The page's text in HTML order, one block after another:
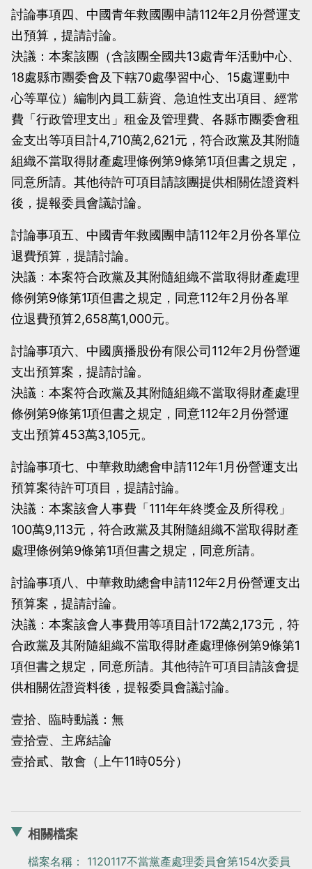
討論事項四、中國青年救國團申請112年2月份營運支
出預算，提請討論。
決議：本案該團（含該團全國共13處青年活動中心、
18處縣市團委會及下轄70處學習中心、15處運動中
心等單位）編制內員工薪資、急迫性支出項目、經常
費「行政管理支出」租金及管理費、各縣市團委會租
金支出等項目計4,710萬2,621元，符合政黨及其附隨
組織不當取得財產處理條例第9條第1項但書之規定，
同意所請。其他待許可項目請該團提供相關佐證資料
後，提報委員會議討論。
討論事項五、中國青年救國團申請112年2月份各單位
退費預算，提請討論。
決議：本案符合政黨及其附隨組織不當取得財產處理
條例第9條第1項但書之規定，同意112年2月份各單
位退費預算2,658萬1,000元。
討論事項六、中國廣播股份有限公司112年2月份營運
支出預算案，提請討論。
決議：本案符合政黨及其附隨組織不當取得財產處理
條例第9條第1項但書之規定，同意112年2月份營運
支出預算453萬3,105元。
討論事項七、中華救助總會申請112年1月份營運支出
預算案待許可項目，提請討論。
決議：本案該會人事費「111年年終獎金及所得稅」
100萬9,113元，符合政黨及其附隨組織不當取得財產
處理條例第9條第1項但書之規定，同意所請。
討論事項八、中華救助總會申請112年2月份營運支出
預算案，提請討論。
決議：本案該會人事費用等項目計172萬2,173元，符
合政黨及其附隨組織不當取得財產處理條例第9條第1
項但書之規定，同意所請。其他待許可項目請該會提
供相關佐證資料後，提報委員會議討論。
壹拾、臨時動議：無
壹拾壹、主席結論
壹拾貳、散會（上午11時05分）
相關檔案
檔案名稱： 1120117不當黨產處理委員會第154次委員